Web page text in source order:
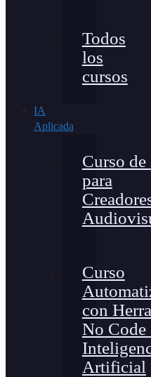
Todos
los
cursos
IA
Aplicada
Curso
para
Curso
con
No Code
Artificial